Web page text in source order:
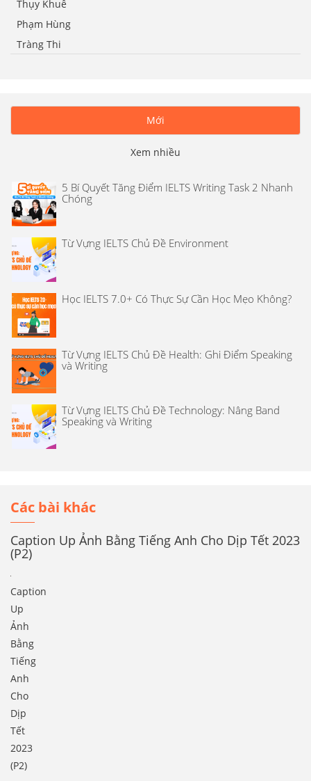
Thụy Khuê
Phạm Hùng
Tràng Thi
Mới
Xem nhiều
5 Bí Quyết Tăng Điểm IELTS Writing Task 2 Nhanh
Chóng
Từ Vựng IELTS Chủ Đề Environment
Học IELTS 7.0+ Có Thực Sự Cần Học Mẹo Không?
Từ Vựng IELTS Chủ Đề Health: Ghi Điểm Speaking
và Writing
Từ Vựng IELTS Chủ Đề Technology: Nâng Band
Speaking và Writing
Các bài khác
Caption Up Ảnh Bằng Tiếng Anh Cho Dịp Tết 2023
(P2)
Caption
Up
Ảnh
Bằng
Tiếng
Anh
Cho
Dịp
Tết
2023
(P2)